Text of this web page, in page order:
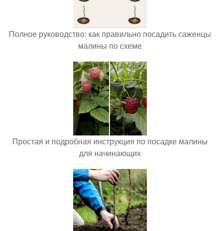
Полное руководство: как правильно посадить саженцы
малины по схеме
Простая и подробная инструкция по посадке малины
для начинающих